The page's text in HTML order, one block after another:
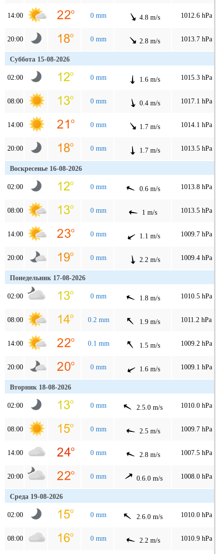
14:00 0 mm 4.8 m/s 1012.6 hPa
20:00 0 mm 2.8 m/s 1013.7 hPa
Суббота 15-08-2026
02:00 0 mm 1.6 m/s 1015.3 hPa
08:00 0 mm 0.4 m/s 1017.1 hPa
14:00 0 mm 1.7 m/s 1014.1 hPa
20:00 0 mm 1.7 m/s 1013.5 hPa
Воскресенье 16-08-2026
02:00 0 mm 0.6 m/s 1013.8 hPa
08:00 0 mm 1 m/s 1013.5 hPa
14:00 0 mm 1.1 m/s 1009.7 hPa
20:00 0 mm 2.2 m/s 1009.4 hPa
Понедельник 17-08-2026
02:00 0 mm 1.8 m/s 1010.5 hPa
08:00 0.2 mm 1.9 m/s 1011.2 hPa
14:00 0.1 mm 1.5 m/s 1009.2 hPa
20:00 0 mm 1.6 m/s 1009.1 hPa
Вторник 18-08-2026
02:00 0 mm 2.5.0 m/s 1010.0 hPa
08:00 0 mm 2.5 m/s 1009.7 hPa
14:00 0 mm 2.8 m/s 1007.5 hPa
20:00 0 mm 0.6.0 m/s 1008.0 hPa
Среда 19-08-2026
02:00 0 mm 2.6.0 m/s 1010.0 hPa
08:00 0 mm 2.2 m/s 1010.9 hPa